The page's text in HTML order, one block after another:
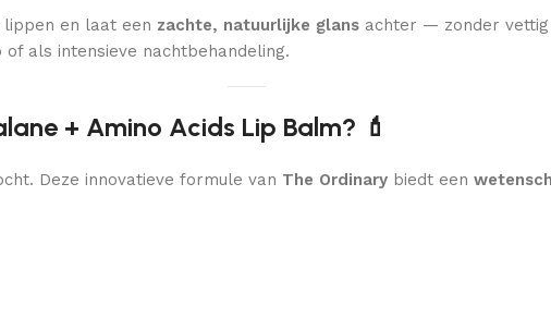
en laat een zachte, natuurlijke glans achter — zonder vettig
als intensieve nachtbehandeling.
+ Amino Acids Lip Balm? 💄
Deze innovatieve formule van The Ordinary biedt een